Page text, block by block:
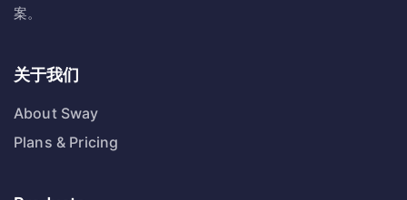
案。
关于我们
About Sway
Plans & Pricing